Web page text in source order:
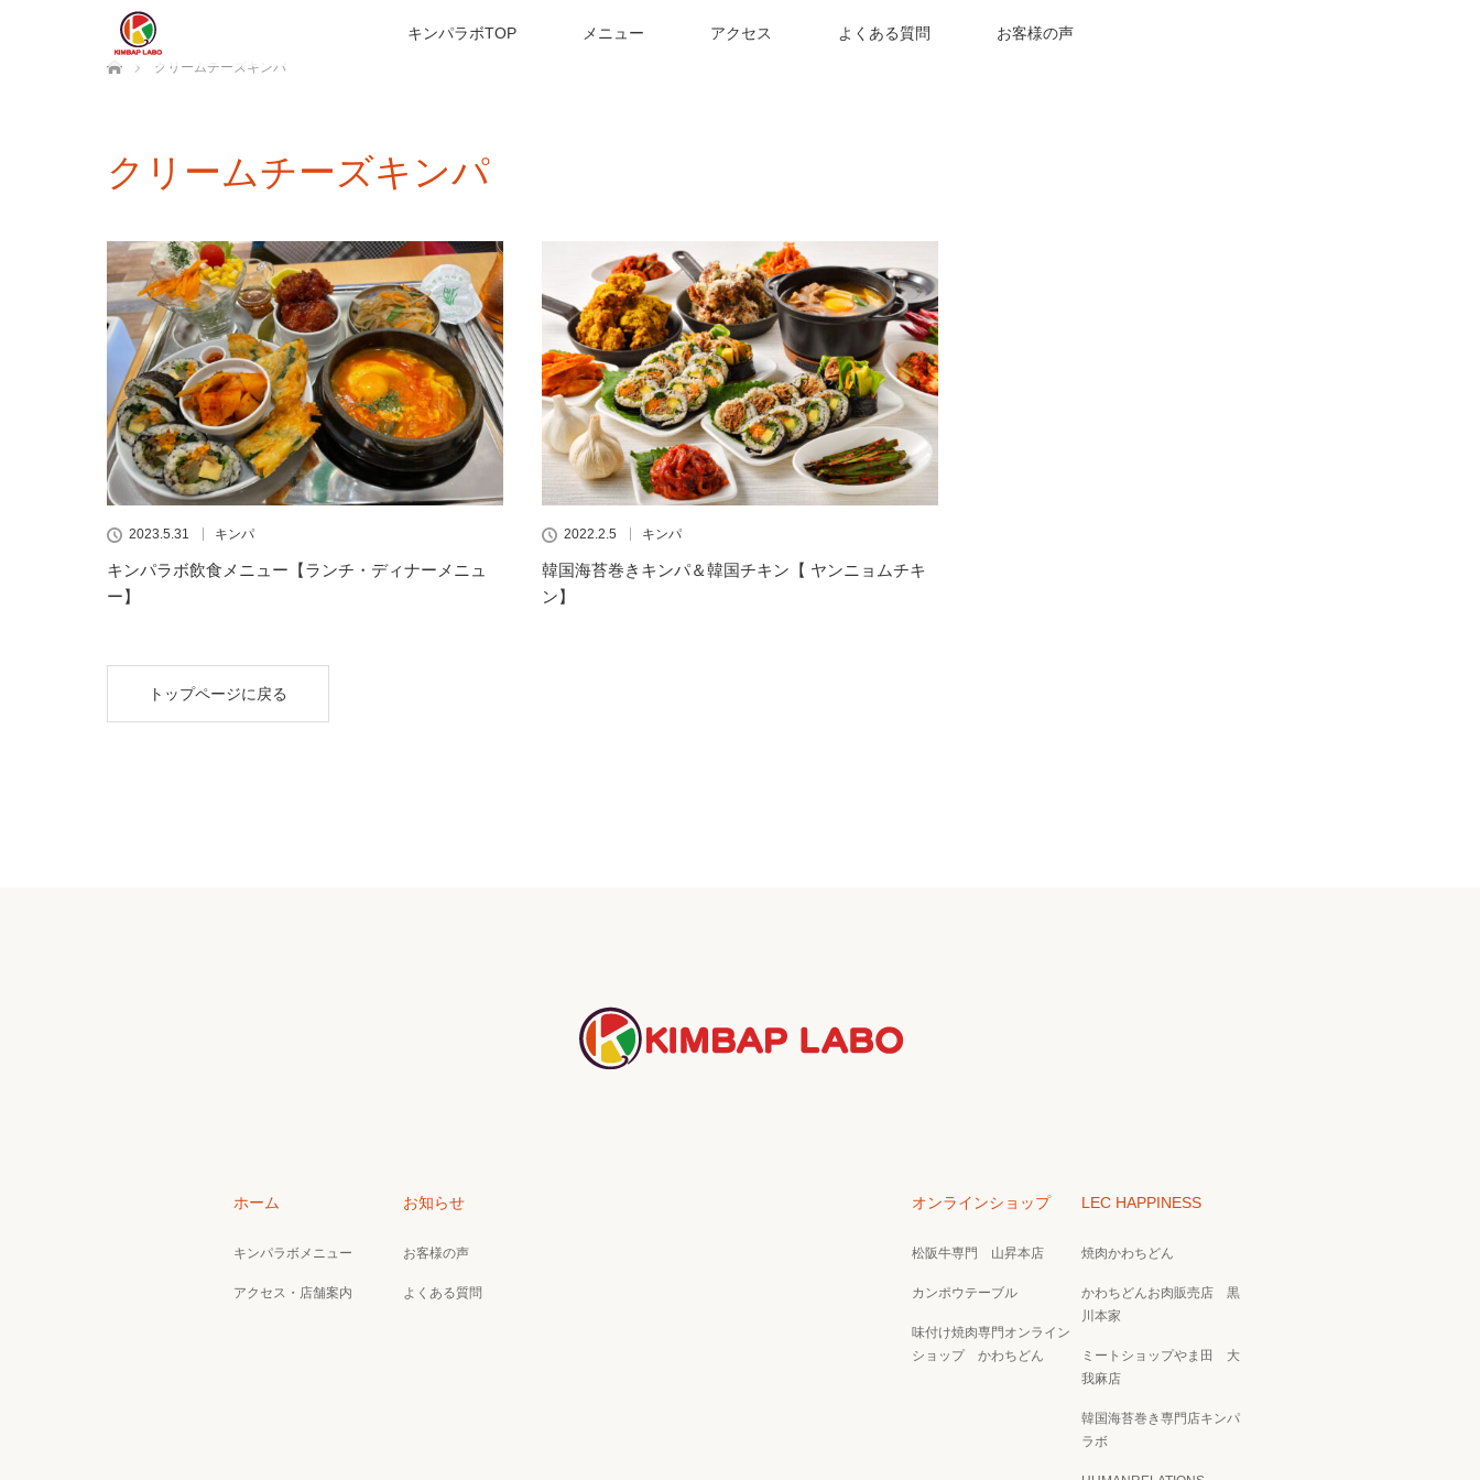
キンパラボTOP メニュー アクセス よくある質問 お客様の声
ホーム
クリームチーズキンパ
クリームチーズキンパ
2023.5.31 キンパ
キンパラボ飲食メニュー【ランチ・ディナーメニュ
ー】
2022.2.5 キンパ
韓国海苔巻きキンパ＆韓国チキン【 ヤンニョムチキ
ン】
トップページに戻る
ホーム
キンパラボメニュー
アクセス・店舗案内
お知らせ
お客様の声
よくある質問
オンラインショップ
松阪牛専門 山昇本店
カンポウテーブル
味付け焼肉専門オンライン
ショップ かわちどん
LEC HAPPINESS
焼肉かわちどん
かわちどんお肉販売店 黒
川本家
ミートショップやま田 大
我麻店
韓国海苔巻き専門店キンパ
ラボ